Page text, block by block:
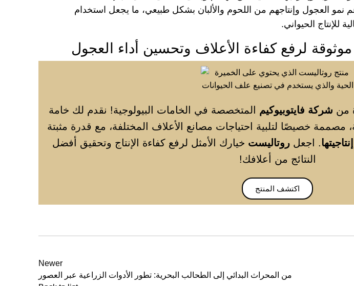
نمو العجول وإنتاجهم من اللحوم والألبان بشكل طبيعي، ما يجعل استخدام
للإنتاج الحيواني.
لرفع كفاءة الأعلاف وتحسين أداء العجول
من شركة فايتوبيوكيم
المتخصصة في الخامات البيولوجية! نقدم لك خامة
مصممة خصيصًا لتلبية احتياجات مصانع الأعلاف المختلفة، مع قدرة مثبتة
. اجعلروتاليست خيارك الأمثل لرفع كفاءة الإنتاج وتحقيق أفضل
النتائج من أعلافك!
اكتشف المنتج
Newer
من المحراث البدائي إلى الطحالب البحرية: تطور الأدوات الزراعية عبر العصور